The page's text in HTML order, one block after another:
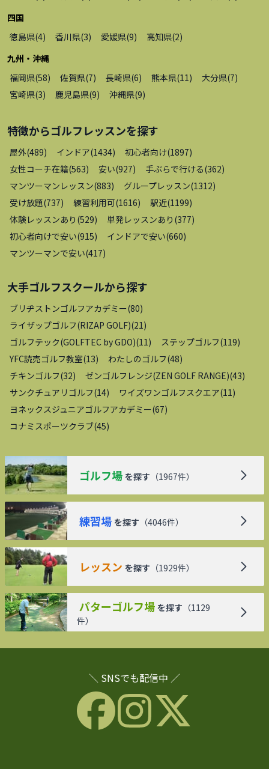
四国
徳島県(4) 香川県(3) 愛媛県(9) 高知県(2)
九州・沖縄
福岡県(58) 佐賀県(7) 長崎県(6) 熊本県(11) 大分県(7)
宮崎県(3) 鹿児島県(9) 沖縄県(9)
特徴からゴルフレッスンを探す
屋外(489) インドア(1434) 初心者向け(1897)
女性コーチ在籍(563) 安い(927) 手ぶらで行ける(362)
マンツーマンレッスン(883) グループレッスン(1312)
受け放題(737) 練習利用可(1616) 駅近(1199)
体験レッスンあり (529) 単発レッスンあり (377)
初心者向けで安い(915) インドアで安い(660)
マンツーマンで安い(417)
大手ゴルフスクールから探す
ブリヂストンゴルフアカデミー(80)
ライザップゴルフ(RIZAP GOLF)(21)
ゴルフテック(GOLFTEC by GDO)(11) ステップゴルフ(119)
YFC読売ゴルフ教室(13) わたしのゴルフ(48)
チキンゴルフ(32) ゼンゴルフレンジ(ZEN GOLF RANGE)(43)
サンクチュアリゴルフ(14) ワイズワンゴルフスクエア(11)
ヨネックスジュニアゴルフアカデミー(67)
コナミスポーツクラブ(45)
ゴルフ場 を探す （1967件）
練習場 を探す （4046件）
レッスン を探す （1929件）
パターゴルフ場 を探す （1129
件）
＼ SNSでも配信中 ／